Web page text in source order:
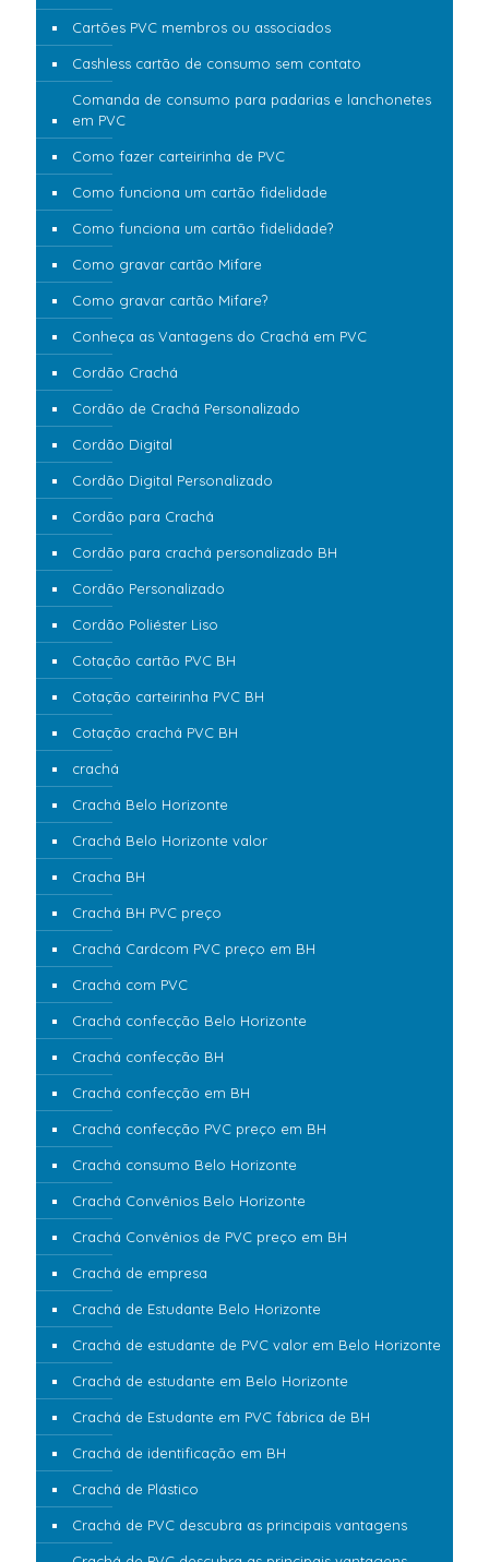
Cartões PVC membros ou associados
Cashless cartão de consumo sem contato
Comanda de consumo para padarias e lanchonetes
em PVC
Como fazer carteirinha de PVC
Como funciona um cartão fidelidade
Como funciona um cartão fidelidade?
Como gravar cartão Mifare
Como gravar cartão Mifare?
Conheça as Vantagens do Crachá em PVC
Cordão Crachá
Cordão de Crachá Personalizado
Cordão Digital
Cordão Digital Personalizado
Cordão para Crachá
Cordão para crachá personalizado BH
Cordão Personalizado
Cordão Poliéster Liso
Cotação cartão PVC BH
Cotação carteirinha PVC BH
Cotação crachá PVC BH
crachá
Crachá Belo Horizonte
Crachá Belo Horizonte valor
Cracha BH
Crachá BH PVC preço
Crachá Cardcom PVC preço em BH
Crachá com PVC
Crachá confecção Belo Horizonte
Crachá confecção BH
Crachá confecção em BH
Crachá confecção PVC preço em BH
Crachá consumo Belo Horizonte
Crachá Convênios Belo Horizonte
Crachá Convênios de PVC preço em BH
Crachá de empresa
Crachá de Estudante Belo Horizonte
Crachá de estudante de PVC valor em Belo Horizonte
Crachá de estudante em Belo Horizonte
Crachá de Estudante em PVC fábrica de BH
Crachá de identificação em BH
Crachá de Plástico
Crachá de PVC descubra as principais vantagens